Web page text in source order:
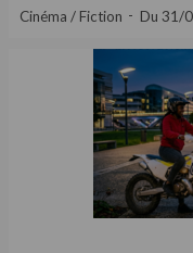
Cinéma / Fiction Du 31/